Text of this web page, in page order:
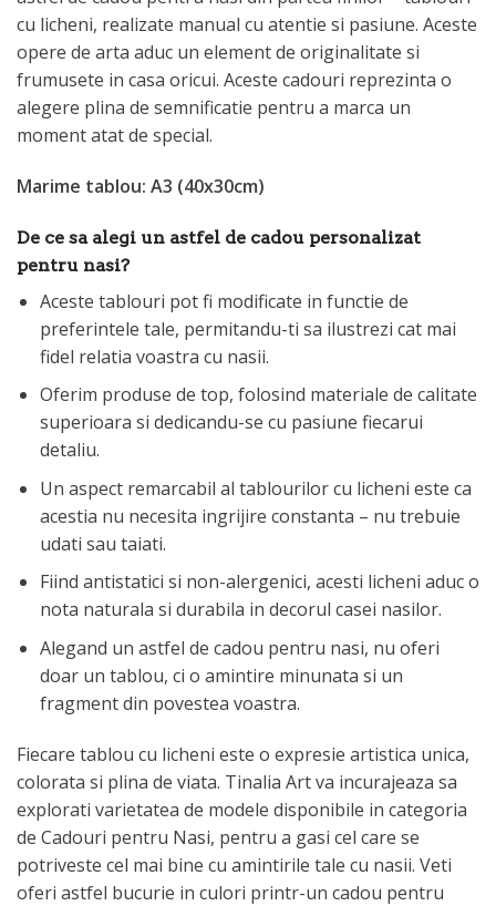
cu licheni, realizate manual cu atentie si pasiune. Aceste
opere de arta aduc un element de originalitate si
frumusete in casa oricui. Aceste cadouri reprezinta o
alegere plina de semnificatie pentru a marca un
moment atat de special.
Marime tablou: A3 (40x30cm)
De ce sa alegi un astfel de cadou personalizat
pentru nasi?
Aceste tablouri pot fi modificate in functie de
preferintele tale, permitandu-ti sa ilustrezi cat mai
fidel relatia voastra cu nasii.
Oferim produse de top, folosind materiale de calitate
superioara si dedicandu-se cu pasiune fiecarui
detaliu.
Un aspect remarcabil al tablourilor cu licheni este ca
acestia nu necesita ingrijire constanta – nu trebuie
udati sau taiati.
Fiind antistatici si non-alergenici, acesti licheni aduc o
nota naturala si durabila in decorul casei nasilor.
Alegand un astfel de cadou pentru nasi, nu oferi
doar un tablou, ci o amintire minunata si un
fragment din povestea voastra.
Fiecare tablou cu licheni este o expresie artistica unica,
colorata si plina de viata. Tinalia Art va incurajeaza sa
explorati varietatea de modele disponibile in categoria
de Cadouri pentru Nasi, pentru a gasi cel care se
potriveste cel mai bine cu amintirile tale cu nasii. Veti
oferi astfel bucurie in culori printr-un cadou pentru